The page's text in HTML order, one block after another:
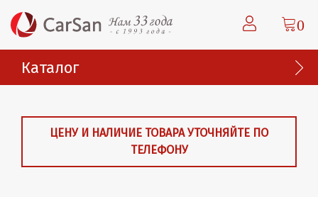
0
Каталог
ЦЕНУ И НАЛИЧИЕ ТОВАРА УТОЧНЯЙТЕ ПО
ТЕЛЕФОНУ